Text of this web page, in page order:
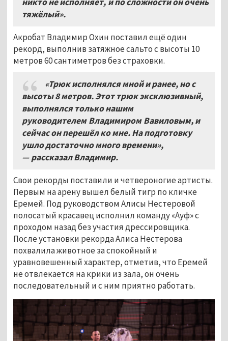
тяжёлый».
Акробат Владимир Охин поставил ещё один
рекорд, выполнив затяжное сальто с высоты 10
метров 60 сантиметров без страховки.
«Трюк исполнялся мной и ранее, но с
высоты 8 метров. Этот трюк эксклюзивный,
выполнялся только нашим
руководителем Владимиром Вавиловым, и
сейчас он перешёл ко мне. На подготовку
ушло достаточно много времени»,
— рассказал Владимир.
Свои рекорды поставили и четвероногие артисты.
Первым на арену вышел белый тигр по кличке
Еремей. Под руководством Алисы Нестеровой
полосатый красавец исполнил команду «Ауф» с
проходом назад без участия дрессировщика.
После установки рекорда Алиса Нестерова
похвалила животное за спокойный и
уравновешенный характер, отметив, что Еремей
не отвлекается на крики из зала, он очень
последовательный и с ним приятно работать.